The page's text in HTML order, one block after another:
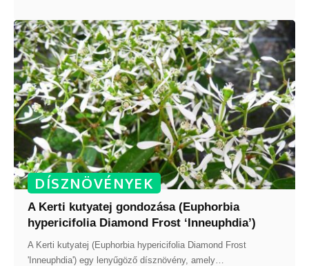
DÍSZNÖVÉNYEK
A Kerti kutyatej gondozása (Euphorbia
hypericifolia Diamond Frost ‘Inneuphdia’)
A Kerti kutyatej (Euphorbia hypericifolia Diamond Frost
'Inneuphdia') egy lenyűgöző dísznövény, amely